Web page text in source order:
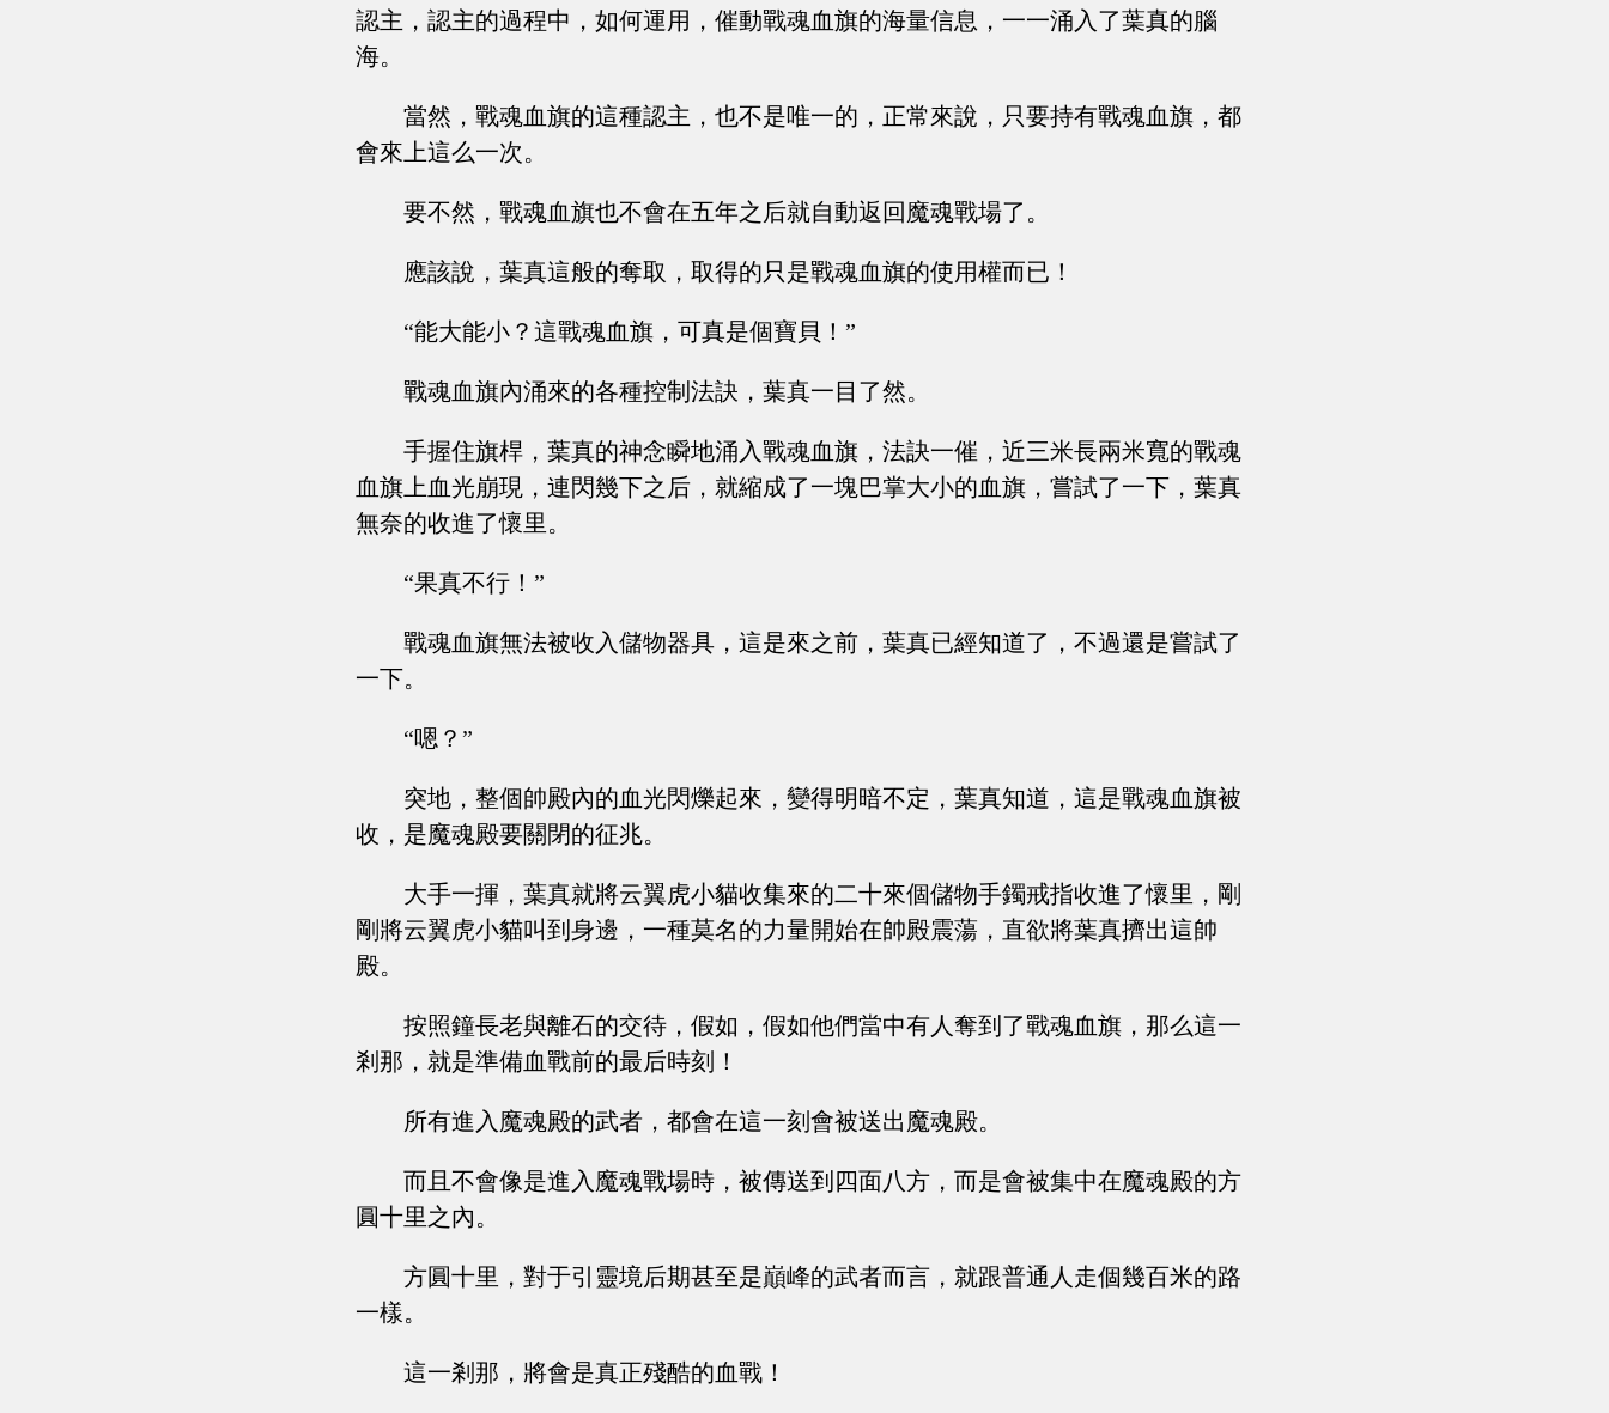
認主，認主的過程中，如何運用，催動戰魂血旗的海量信息，一一涌入了葉真的腦
海。
當然，戰魂血旗的這種認主，也不是唯一的，正常來說，只要持有戰魂血旗，都
會來上這么一次。
要不然，戰魂血旗也不會在五年之后就自動返回魔魂戰場了。
應該說，葉真這般的奪取，取得的只是戰魂血旗的使用權而已！
“能大能小？這戰魂血旗，可真是個寶貝！”
戰魂血旗內涌來的各種控制法訣，葉真一目了然。
手握住旗桿，葉真的神念瞬地涌入戰魂血旗，法訣一催，近三米長兩米寬的戰魂
血旗上血光崩現，連閃幾下之后，就縮成了一塊巴掌大小的血旗，嘗試了一下，葉真
無奈的收進了懷里。
“果真不行！”
戰魂血旗無法被收入儲物器具，這是來之前，葉真已經知道了，不過還是嘗試了
一下。
“嗯？”
突地，整個帥殿內的血光閃爍起來，變得明暗不定，葉真知道，這是戰魂血旗被
收，是魔魂殿要關閉的征兆。
大手一揮，葉真就將云翼虎小貓收集來的二十來個儲物手鐲戒指收進了懷里，剛
剛將云翼虎小貓叫到身邊，一種莫名的力量開始在帥殿震蕩，直欲將葉真擠出這帥
殿。
按照鐘長老與離石的交待，假如，假如他們當中有人奪到了戰魂血旗，那么這一
剎那，就是準備血戰前的最后時刻！
所有進入魔魂殿的武者，都會在這一刻會被送出魔魂殿。
而且不會像是進入魔魂戰場時，被傳送到四面八方，而是會被集中在魔魂殿的方
圓十里之內。
方圓十里，對于引靈境后期甚至是巔峰的武者而言，就跟普通人走個幾百米的路
一樣。
這一剎那，將會是真正殘酷的血戰！